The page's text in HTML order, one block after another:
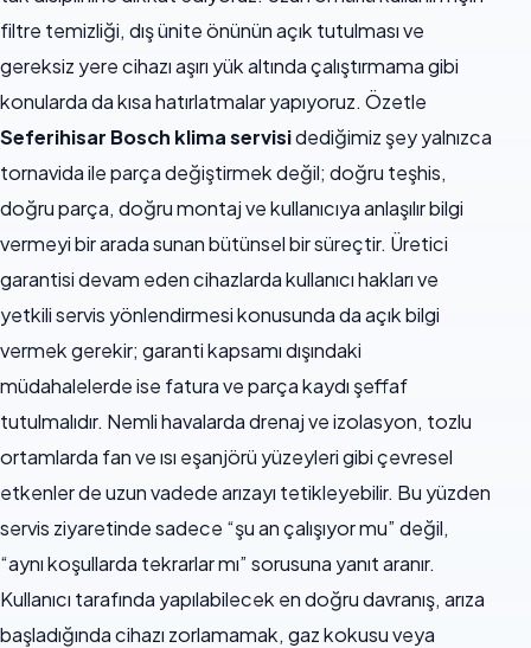
filtre temizliği, dış ünite önünün açık tutulması ve
gereksiz yere cihazı aşırı yük altında çalıştırmama gibi
konularda da kısa hatırlatmalar yapıyoruz. Özetle
Seferihisar Bosch klima servisidediğimiz şey yalnızca
tornavida ile parça değiştirmek değil; doğru teşhis,
doğru parça, doğru montaj ve kullanıcıya anlaşılır bilgi
vermeyi bir arada sunan bütünsel bir süreçtir. Üretici
garantisi devam eden cihazlarda kullanıcı hakları ve
yetkili servis yönlendirmesi konusunda da açık bilgi
vermek gerekir; garanti kapsamı dışındaki
müdahalelerde ise fatura ve parça kaydı şeffaf
tutulmalıdır. Nemli havalarda drenaj ve izolasyon, tozlu
ortamlarda fan ve ısı eşanjörü yüzeyleri gibi çevresel
etkenler de uzun vadede arızayı tetikleyebilir. Bu yüzden
servis ziyaretinde sadece “şu an çalışıyor mu” değil,
“aynı koşullarda tekrarlar mı” sorusuna yanıt aranır.
Kullanıcı tarafında yapılabilecek en doğru davranış, arıza
başladığında cihazı zorlamamak, gaz kokusu veya